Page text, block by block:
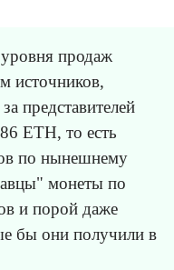
уровня продаж
источников,
представителей
ETH, то есть
по нынешнему
монеты по
и порой даже
бы они получили в